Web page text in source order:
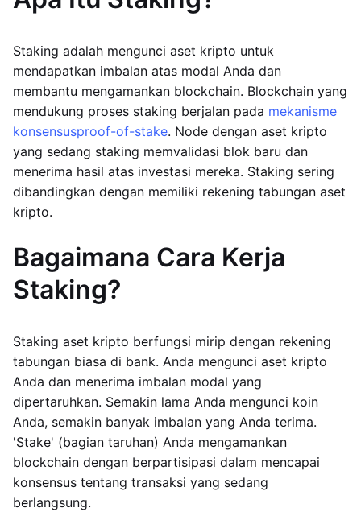
Staking adalah mengunci aset kripto untuk
mendapatkan imbalan atas modal Anda dan
membantu mengamankan blockchain. Blockchain yang
mendukung proses staking berjalan pada mekanisme
konsensusproof-of-stake. Node dengan aset kripto
yang sedang staking memvalidasi blok baru dan
menerima hasil atas investasi mereka. Staking sering
dibandingkan dengan memiliki rekening tabungan aset
kripto.
Bagaimana Cara Kerja
Staking?
Staking aset kripto berfungsi mirip dengan rekening
tabungan biasa di bank. Anda mengunci aset kripto
Anda dan menerima imbalan modal yang
dipertaruhkan. Semakin lama Anda mengunci koin
Anda, semakin banyak imbalan yang Anda terima.
'Stake' (bagian taruhan) Anda mengamankan
blockchain dengan berpartisipasi dalam mencapai
konsensus tentang transaksi yang sedang
berlangsung.